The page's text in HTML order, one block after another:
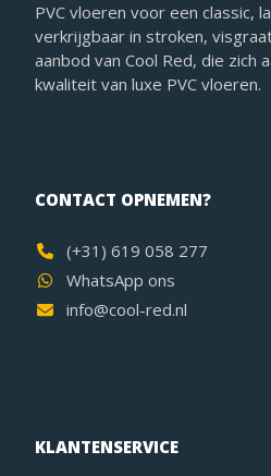
PVC vloeren voor een classic,
verkrijgbaar in stroken,
aanbod van Cool Red, die zich
kwaliteit van luxe PVC vloeren.
CONTACT OPNEMEN?
(+31) 619 058 277
WhatsApp ons
info@cool-red.nl
KLANTENSERVICE